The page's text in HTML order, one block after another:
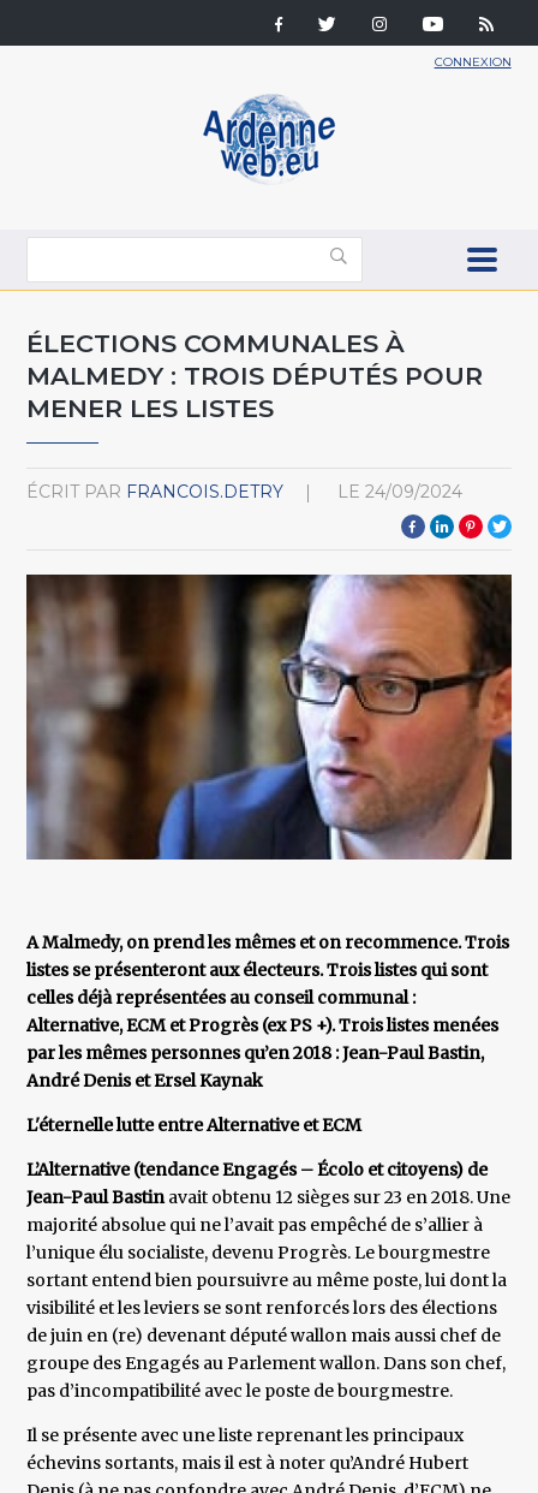
CONNEXION
ÉLECTIONS COMMUNALES À
MALMEDY : TROIS DÉPUTÉS POUR
MENER LES LISTES
ÉCRIT PAR FRANCOIS.DETRY LE 24/09/2024
A Malmedy, on prend les mêmes et on recommence. Trois
listes se présenteront aux électeurs. Trois listes qui sont
celles déjà représentées au conseil communal :
Alternative, ECM et Progrès (ex PS +). Trois listes menées
par les mêmes personnes qu’en 2018 : Jean-Paul Bastin,
André Denis et Ersel Kaynak
L'éternelle lutte entre Alternative et ECM
L’Alternative (tendance Engagés – Écolo et citoyens) de
Jean-Paul Bastinavait obtenu 12 sièges sur 23 en 2018. Une
majorité absolue qui ne l’avait pas empêché de s’allier à
l’unique élu socialiste, devenu Progrès. Le bourgmestre
sortant entend bien poursuivre au même poste, lui dont la
visibilité et les leviers se sont renforcés lors des élections
de juin en (re) devenant député wallon mais aussi chef de
groupe des Engagés au Parlement wallon. Dans son chef,
pas d’incompatibilité avec le poste de bourgmestre.
Il se présente avec une liste reprenant les principaux
échevins sortants, mais il est à noter qu’André Hubert